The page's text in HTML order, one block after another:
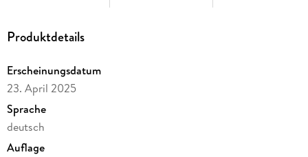
Produktdetails
Erscheinungsdatum
23. April 2025
Sprache
deutsch
Auflage